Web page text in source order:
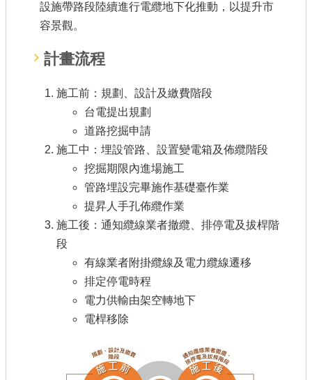
政府網站資料開放宣告
設施帶路段陸續進行電纜地下化推動，以提升市
容景觀。
計畫流程
施工前：規劃、設計及繳費階段
台電提出規劃
道路挖掘申請
施工中：埋設管路、設置變電箱及佈纜階段
挖掘期限內進場施工
管路埋設完畢施作基礎臺作業
提昇人手孔佈纜作業
施工後：通知纜線業者撤纜、排停電及拔桿階
段
有線業者附掛纜線及電力纜線遷移
排定停電時程
電力供輸由架空轉地下
電桿移除